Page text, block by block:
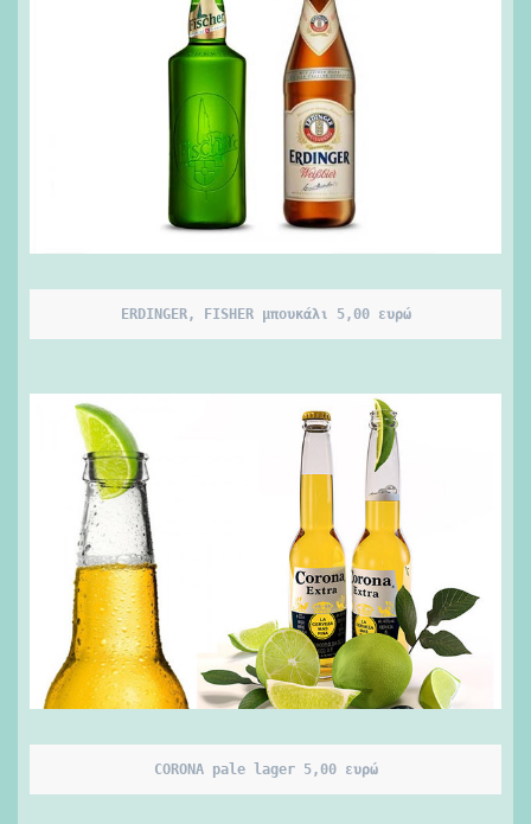
ERDINGER, FISHER μπουκάλι 5,00 ευρώ
CORONA pale lager 5,00 ευρώ